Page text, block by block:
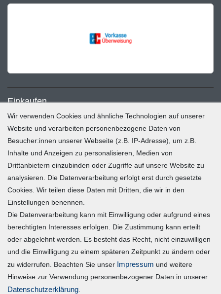
Einkaufen
Zahlung und Versand
Widerrufsrecht
Warenkorb
Zur Kasse
Mein Konto
Registrieren
Login
Vertrag widerrufen
Unternehmen
Wir verwenden Cookies und ähnliche Technologien auf unserer
Website und verarbeiten personenbezogene Daten von
Besucher:innen unserer Webseite (z.B. IP-Adresse), um z.B.
Inhalte und Anzeigen zu personalisieren, Medien von
Drittanbietern einzubinden oder Zugriffe auf unsere Website zu
analysieren. Die Datenverarbeitung erfolgt erst durch gesetzte
Cookies. Wir teilen diese Daten mit Dritten, die wir in den
Einstellungen benennen.
Die Datenverarbeitung kann mit Einwilligung oder aufgrund eines
berechtigten Interesses erfolgen. Die Zustimmung kann erteilt
oder abgelehnt werden. Es besteht das Recht, nicht einzuwilligen
und die Einwilligung zu einem späteren Zeitpunkt zu ändern oder
zu widerrufen. Beachten Sie unser Impressum und weitere
Hinweise zur Verwendung personenbezogener Daten in unserer
Daten­schutz­erklärung